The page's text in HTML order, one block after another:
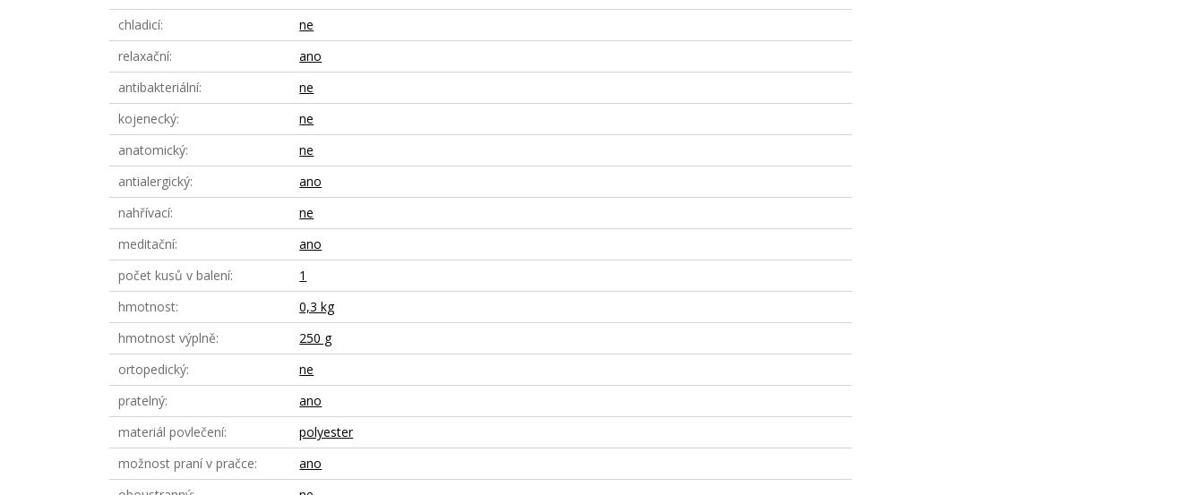
chladicí
ne
relaxační
ano
antibakteriální
ne
kojenecký
ne
anatomický
ne
antialergický
ano
nahřívací
ne
meditační
ano
počet kusů v balení
1
hmotnost
0,3 kg
hmotnost výplně
250 g
ortopedický
ne
pratelný
ano
materiál povlečení
polyester
možnost praní v pračce
ano